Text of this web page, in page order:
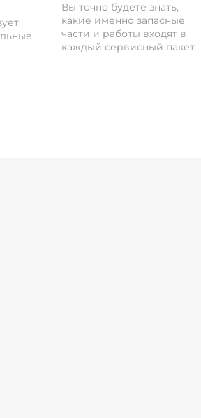
Вы точно будете знать,
какие именно запасные
части и работы входят в
каждый сервисный пакет.